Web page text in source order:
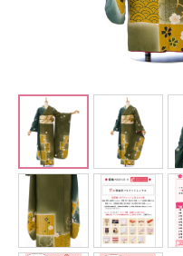
訪問着・付下げレンタル
ジュニア着物レンタル
ジュニア洋装レンタル
ベビー洋装レンタル
紋付袴レンタル